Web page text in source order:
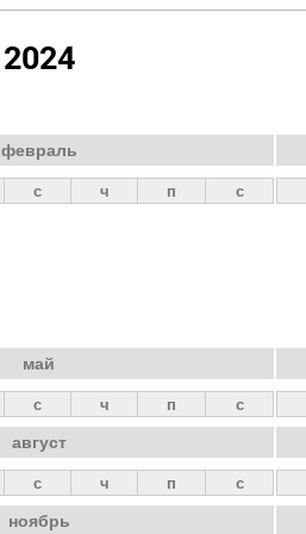
2024
февраль
с ч п с
май
с ч п с
август
с ч п с
ноябрь